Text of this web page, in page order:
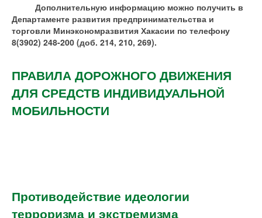
Дополнительную информацию можно получить в
Департаменте развития предпринимательства и
торговли Минэкономразвития Хакасии по телефону
8(3902) 248-200 (доб. 214, 210, 269).
ПРАВИЛА ДОРОЖНОГО ДВИЖЕНИЯ
ДЛЯ СРЕДСТВ ИНДИВИДУАЛЬНОЙ
МОБИЛЬНОСТИ
Противодействие идеологии
терроризма и экстремизма